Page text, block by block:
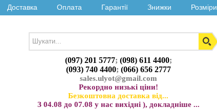
Доставка Оплата Гарантії Знижки Розміри
(097) 201 5777; (098) 611 4400;
(093) 740 4400; (066) 656 2777
sales.ulyot@gmail.com
Рекордно низькі ціни!
Безкоштовна доставка від...
З 04.08 до 07.08 у нас вихідні ), докладніше ...